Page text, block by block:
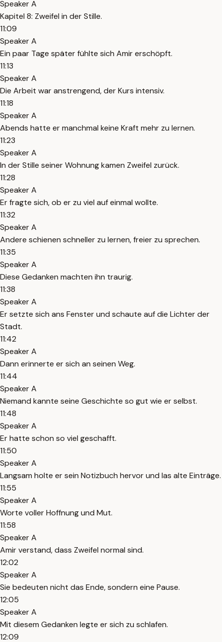
Speaker A
Kapitel 8: Zweifel in der Stille.
11:09
Speaker A
Ein paar Tage später fühlte sich Amir erschöpft.
11:13
Speaker A
Die Arbeit war anstrengend, der Kurs intensiv.
11:18
Speaker A
Abends hatte er manchmal keine Kraft mehr zu lernen.
11:23
Speaker A
In der Stille seiner Wohnung kamen Zweifel zurück.
11:28
Speaker A
Er fragte sich, ob er zu viel auf einmal wollte.
11:32
Speaker A
Andere schienen schneller zu lernen, freier zu sprechen.
11:35
Speaker A
Diese Gedanken machten ihn traurig.
11:38
Speaker A
Er setzte sich ans Fenster und schaute auf die Lichter der
Stadt.
11:42
Speaker A
Dann erinnerte er sich an seinen Weg.
11:44
Speaker A
Niemand kannte seine Geschichte so gut wie er selbst.
11:48
Speaker A
Er hatte schon so viel geschafft.
11:50
Speaker A
Langsam holte er sein Notizbuch hervor und las alte Einträge.
11:55
Speaker A
Worte voller Hoffnung und Mut.
11:58
Speaker A
Amir verstand, dass Zweifel normal sind.
12:02
Speaker A
Sie bedeuten nicht das Ende, sondern eine Pause.
12:05
Speaker A
Mit diesem Gedanken legte er sich zu schlafen.
12:09